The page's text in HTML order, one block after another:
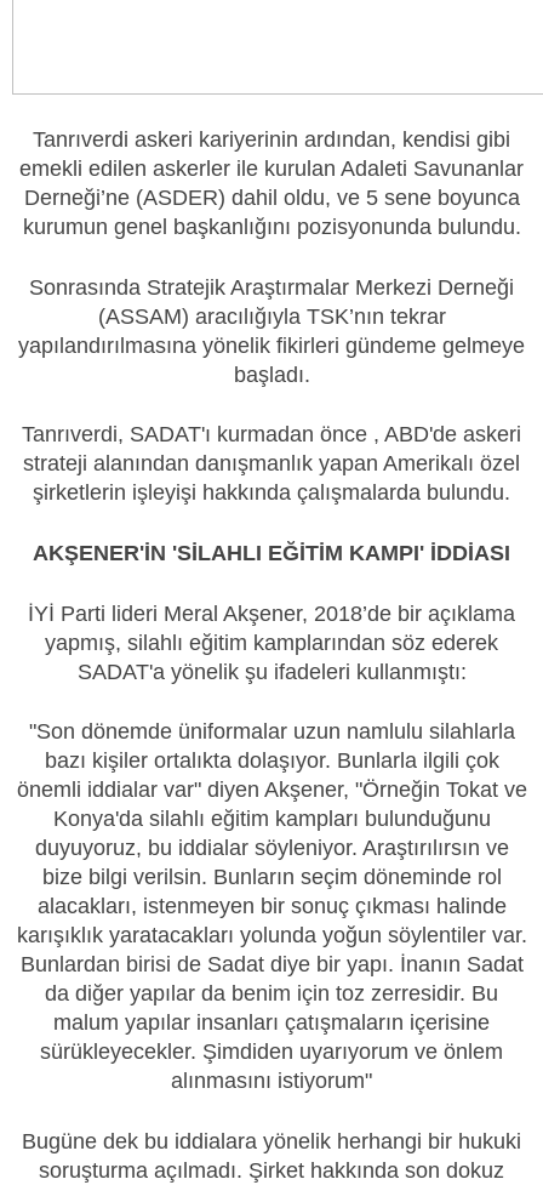
Tanrıverdi askeri kariyerinin ardından, kendisi gibi
emekli edilen askerler ile kurulan Adaleti Savunanlar
Derneği’ne (ASDER) dahil oldu, ve 5 sene boyunca
kurumun genel başkanlığını pozisyonunda bulundu.
Sonrasında Stratejik Araştırmalar Merkezi Derneği
(ASSAM) aracılığıyla TSK’nın tekrar
yapılandırılmasına yönelik fikirleri gündeme gelmeye
başladı.
Tanrıverdi, SADAT'ı kurmadan önce , ABD'de askeri
strateji alanından danışmanlık yapan Amerikalı özel
şirketlerin işleyişi hakkında çalışmalarda bulundu.
AKŞENER'İN 'SİLAHLI EĞİTİM KAMPI' İDDİASI
İYİ Parti lideri Meral Akşener, 2018’de bir açıklama
yapmış, silahlı eğitim kamplarından söz ederek
SADAT'a yönelik şu ifadeleri kullanmıştı:
"Son dönemde üniformalar uzun namlulu silahlarla
bazı kişiler ortalıkta dolaşıyor. Bunlarla ilgili çok
önemli iddialar var" diyen Akşener, "Örneğin Tokat ve
Konya'da silahlı eğitim kampları bulunduğunu
duyuyoruz, bu iddialar söyleniyor. Araştırılırsın ve
bize bilgi verilsin. Bunların seçim döneminde rol
alacakları, istenmeyen bir sonuç çıkması halinde
karışıklık yaratacakları yolunda yoğun söylentiler var.
Bunlardan birisi de Sadat diye bir yapı. İnanın Sadat
da diğer yapılar da benim için toz zerresidir. Bu
malum yapılar insanları çatışmaların içerisine
sürükleyecekler. Şimdiden uyarıyorum ve önlem
alınmasını istiyorum"
Bugüne dek bu iddialara yönelik herhangi bir hukuki
soruşturma açılmadı. Şirket hakkında son dokuz